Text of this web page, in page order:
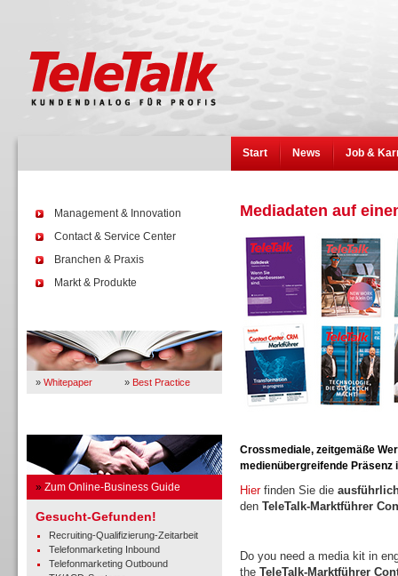
Start News Job &
Management & Innovation
Contact & Service Center
Branchen & Praxis
Markt & Produkte
» Whitepaper » Best Practice
» Zum Online-Business Guide
Gesucht-Gefunden!
Recruiting-Qualifizierung-Zeitarbeit
Telefonmarketing Inbound
Telefonmarketing Outbound
Mediadaten auf
Crossmediale, zeitgemäße
medienübergreifende Präsenz
Hier finden Sie die
den TeleTalk-Marktführer
Do you need a media kit in
the TeleTalk-Marktführer